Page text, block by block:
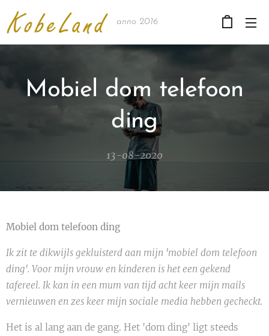
anno 2016
Mobiel dom telefoon
ding
13-08-2020
Mobiel dom telefoon ding
Ik zit te dikwijls gekluisterd aan mijn 'mobiel dom telefoon
ding'. Voor mijn vrouw en kinderen is het een gekend
tafereel. Ik kan in een mum van tijd acht keer mijn mails
vernieuwen en zes keer mijn sociale media hebben gecheckt.
Het is al lang aan de gang. Het 'dom ding' ligt steeds